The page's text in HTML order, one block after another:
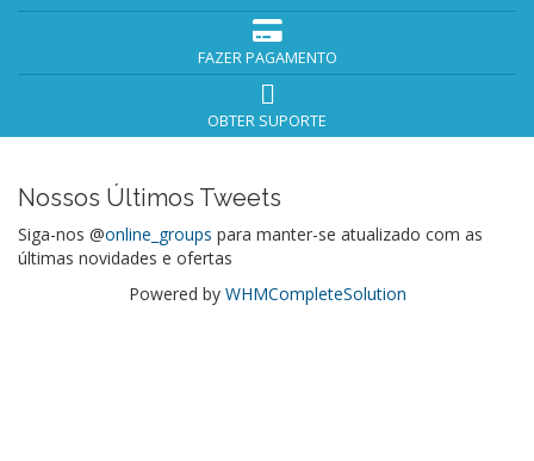
FAZER PAGAMENTO
OBTER SUPORTE
Nossos Últimos Tweets
Siga-nos @online_groups para manter-se atualizado com as
últimas novidades e ofertas
Powered by WHMCompleteSolution